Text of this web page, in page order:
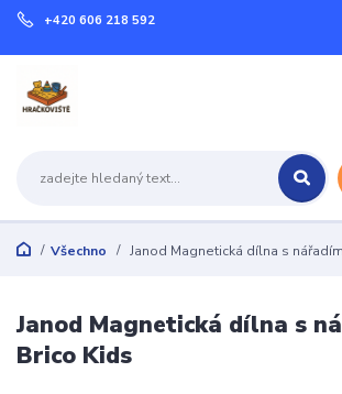
+420 606 218 592
Všechno Janod Magnetická dílna s
Janod Magnetická dílna s
Brico Kids